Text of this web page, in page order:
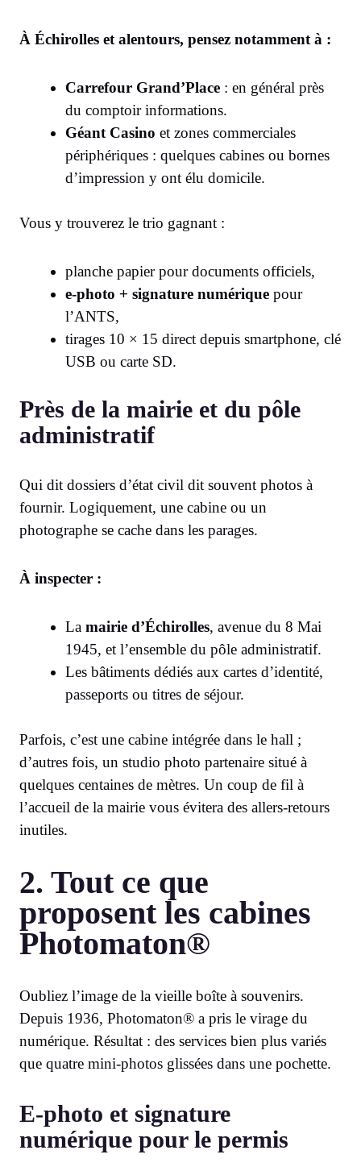
À Échirolles et alentours, pensez notamment à :
Carrefour Grand’Place : en général près
du comptoir informations.
Géant Casino et zones commerciales
périphériques : quelques cabines ou bornes
d’impression y ont élu domicile.
Vous y trouverez le trio gagnant :
planche papier pour documents officiels,
e-photo + signature numérique pour
l’ANTS,
tirages 10 × 15 direct depuis smartphone, clé
USB ou carte SD.
Près de la mairie et du pôle
administratif
Qui dit dossiers d’état civil dit souvent photos à
fournir. Logiquement, une cabine ou un
photographe se cache dans les parages.
À inspecter :
La mairie d’Échirolles, avenue du 8 Mai
1945, et l’ensemble du pôle administratif.
Les bâtiments dédiés aux cartes d’identité,
passeports ou titres de séjour.
Parfois, c’est une cabine intégrée dans le hall ;
d’autres fois, un studio photo partenaire situé à
quelques centaines de mètres. Un coup de fil à
l’accueil de la mairie vous évitera des allers-retours
inutiles.
2. Tout ce que
proposent les cabines
Photomaton®
Oubliez l’image de la vieille boîte à souvenirs.
Depuis 1936, Photomaton® a pris le virage du
numérique. Résultat : des services bien plus variés
que quatre mini-photos glissées dans une pochette.
E-photo et signature
numérique pour le permis